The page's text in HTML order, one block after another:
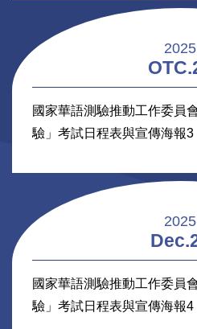
國家華語測驗推動工作委員
驗」考試日程表與宣傳海報3
2025
國家華語測驗推動工作委員
驗」考試日程表與宣傳海報4
2025